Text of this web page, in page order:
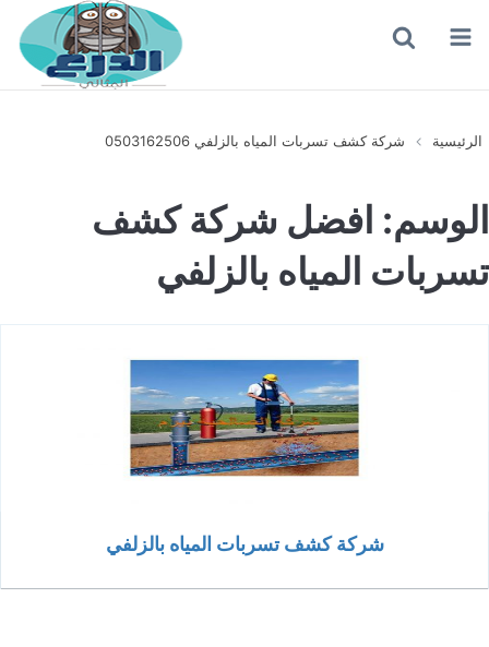
القائمة
الرئيسية شركة كشف تسربات المياه بالزلفي 0503162506
الوسم: افضل شركة كشف
تسربات المياه بالزلفي
شركة كشف تسربات المياه بالزلفي